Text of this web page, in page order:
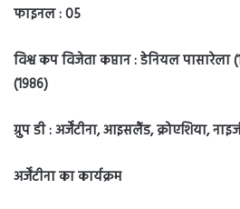
फाइनल : 05
विश्व कप विजेता कप्तान : डेनियल पासारेला
(1986)
ग्रुप डी : अर्जेंटीना, आइसलैंड, क्रोएशिया,
अर्जेंटीना का कार्यक्रम